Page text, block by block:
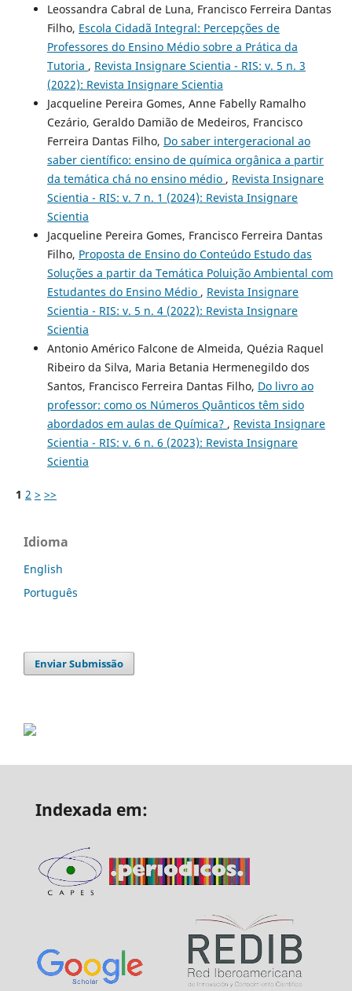
Leossandra Cabral de Luna, Francisco Ferreira Dantas
Filho, Escola Cidadã Integral: Percepções de
Professores do Ensino Médio sobre a Prática da
Tutoria , Revista Insignare Scientia - RIS: v. 5 n. 3
(2022): Revista Insignare Scientia
Jacqueline Pereira Gomes, Anne Fabelly Ramalho
Cezário, Geraldo Damião de Medeiros, Francisco
Ferreira Dantas Filho, Do saber intergeracional ao
saber científico: ensino de química orgânica a partir
da temática chá no ensino médio , Revista Insignare
Scientia - RIS: v. 7 n. 1 (2024): Revista Insignare
Scientia
Jacqueline Pereira Gomes, Francisco Ferreira Dantas
Filho, Proposta de Ensino do Conteúdo Estudo das
Soluções a partir da Temática Poluição Ambiental com
Estudantes do Ensino Médio , Revista Insignare
Scientia - RIS: v. 5 n. 4 (2022): Revista Insignare
Scientia
Antonio Américo Falcone de Almeida, Quézia Raquel
Ribeiro da Silva, Maria Betania Hermenegildo dos
Santos, Francisco Ferreira Dantas Filho, Do livro ao
professor: como os Números Quânticos têm sido
abordados em aulas de Química? , Revista Insignare
Scientia - RIS: v. 6 n. 6 (2023): Revista Insignare
Scientia
1 2 > >>
Idioma
English
Português
Enviar Submissão
Indexada em: